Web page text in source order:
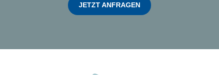
JETZT ANFRAGEN